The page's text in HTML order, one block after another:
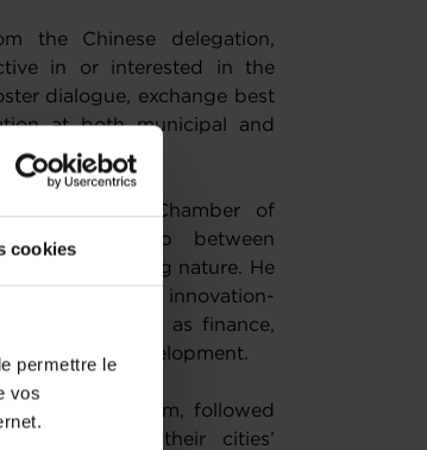
cookies
permettre le
vos
the Chinese delegation,
in or interested in the
dialogue, exchange best
at both municipal and
of the Chamber of
relationship between
forward-looking nature. He
diversified and innovation-
sectors such as finance,
sustainable development.
ecosystem, followed
showcased their cities’